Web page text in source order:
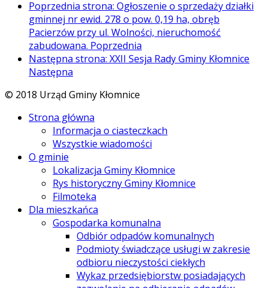
Poprzednia strona: Ogłoszenie o sprzedaży działki
gminnej nr ewid. 278 o pow. 0,19 ha, obręb
Pacierzów przy ul. Wolności, nieruchomość
zabudowana. Poprzednia
Następna strona: XXII Sesja Rady Gminy Kłomnice
Następna
© 2018 Urząd Gminy Kłomnice
Strona główna
Informacja o ciasteczkach
Wszystkie wiadomości
O gminie
Lokalizacja Gminy Kłomnice
Rys historyczny Gminy Kłomnice
Filmoteka
Dla mieszkańca
Gospodarka komunalna
Odbiór odpadów komunalnych
Podmioty świadczące usługi w zakresie
odbioru nieczystości ciekłych
Wykaz przedsiębiorstw posiadających